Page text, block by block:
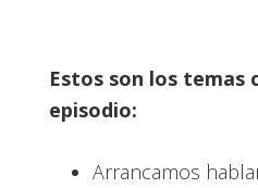
Estos son los temas
episodio:
Arrancamos